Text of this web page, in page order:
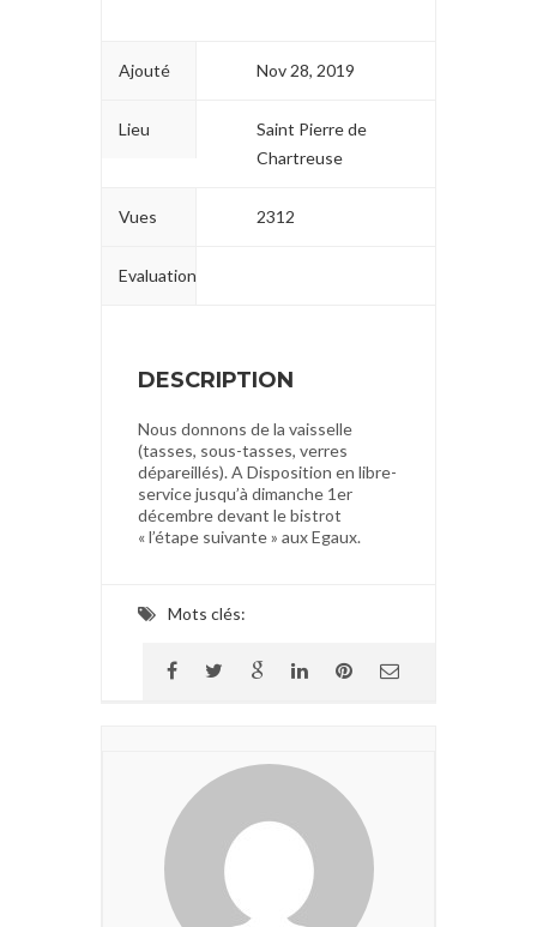
Ajouté Nov 28, 2019
Lieu
Saint Pierre de
Chartreuse
Vues 2312
Evaluation
DESCRIPTION
Nous donnons de la vaisselle
(tasses, sous-tasses, verres
dépareillés). A Disposition en libre-
service jusqu’à dimanche 1er
décembre devant le bistrot
« l’étape suivante » aux Egaux.
Mots clés: